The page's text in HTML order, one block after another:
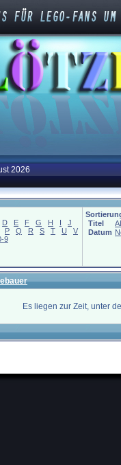
2026
D E F G H I
J
P Q R S T U
V
9
Titel
Datum
Es liegen zur Zeit, unter